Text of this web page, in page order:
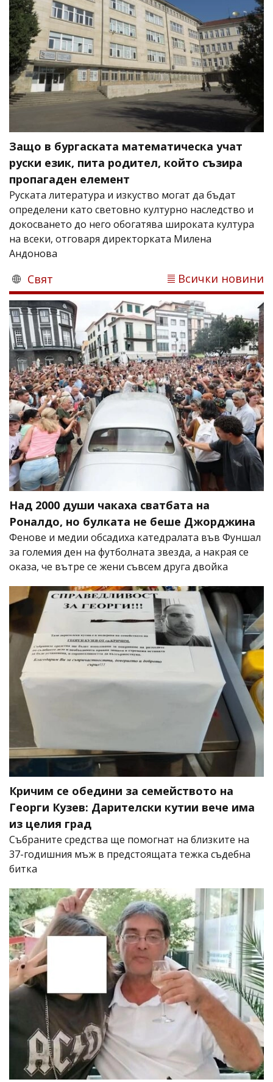
Защо в бургаската математическа учат
руски език, пита родител, който съзира
пропагаден елемент
Руската литература и изкуство могат да бъдат
определени като световно културно наследство и
докосването до него обогатява широката култура
на всеки, отговаря директорката Милена
Андонова
Свят Всички новини
Над 2000 души чакаха сватбата на
Роналдо, но булката не беше Джорджина
Фенове и медии обсадиха катедралата във Фуншал
за големия ден на футболната звезда, а накрая се
оказа, че вътре се жени съвсем друга двойка
Кричим се обедини за семейството на
Георги Кузев: Дарителски кутии вече има
из целия град
Събраните средства ще помогнат на близките на
37-годишния мъж в предстоящата тежка съдебна
битка